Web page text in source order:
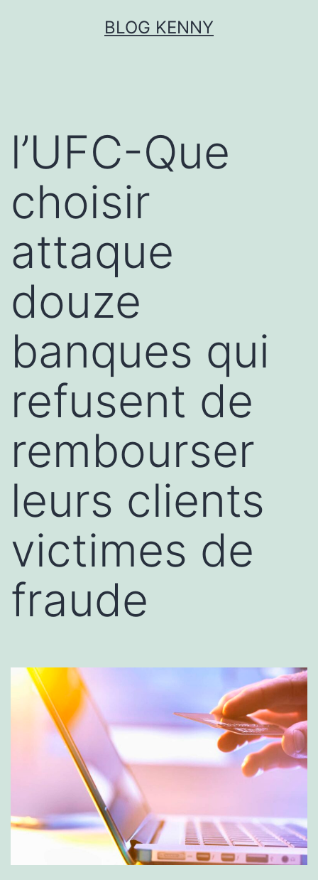
BLOG KENNY
l’UFC-Que
choisir
attaque
douze
banques qui
refusent de
rembourser
leurs clients
victimes de
fraude